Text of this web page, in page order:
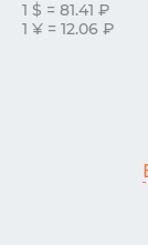
1 $ = 81.41 ₽
1 ¥ = 12.06 ₽